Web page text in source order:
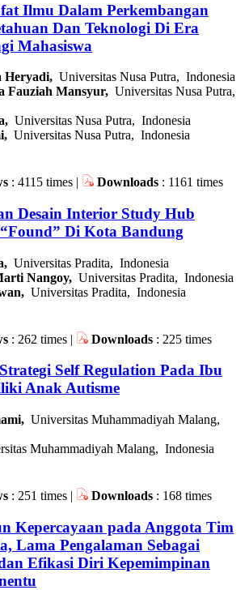
Ilmu Dalam Perkembangan
Dan Teknologi Di Era
Mahasiswa
Heryadi, Universitas Nusa Putra, Indonesia
Fauziah Mansyur, Universitas Nusa Putra,
Universitas Nusa Putra, Indonesia
Universitas Nusa Putra, Indonesia
: 4115 times | Downloads : 1161 times
Desain Interior Study Hub
Di Kota Bandung
Universitas Pradita, Indonesia
Nangoy, Universitas Pradita, Indonesia
Universitas Pradita, Indonesia
: 262 times | Downloads : 225 times
Self Regulation Pada Ibu
Anak Autisme
Universitas Muhammadiyah Malang,
Muhammadiyah Malang, Indonesia
: 251 times | Downloads : 168 times
Kepercayaan pada Anggota Tim
Lama Pengalaman Sebagai
Efikasi Diri Kepemimpinan